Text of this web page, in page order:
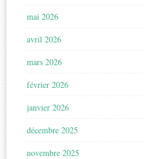
mai 2026
avril 2026
mars 2026
février 2026
janvier 2026
décembre 2025
novembre 2025